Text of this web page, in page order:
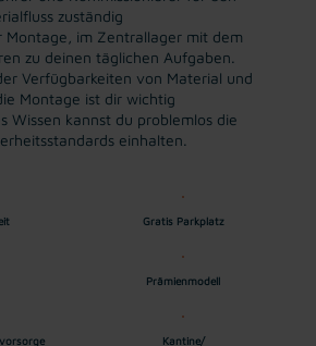
zuständig
Montage, im Zentrallager mit dem
zu deinen täglichen Aufgaben.
Verfügbarkeiten von Material und
Montage ist dir wichtig
Wissen kannst du problemlos die
einhalten.
Gratis Parkplatz
Prämienmodell
Kantine/